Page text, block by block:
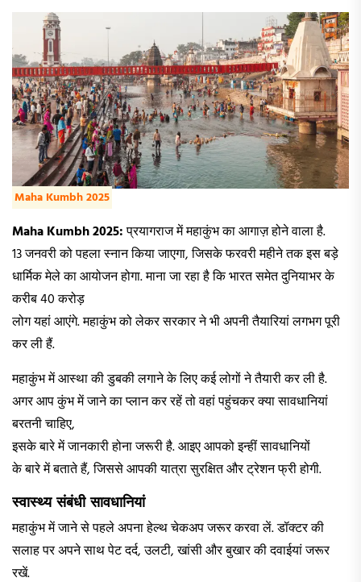
Maha Kumbh 2025
Maha Kumbh 2025:प्रयागराज में महाकुंभ का आगाज़ होने वाला है.
13 जनवरी को पहला स्नान किया जाएगा, जिसके फरवरी महीने तक इस बड़े
धार्मिक मेले का आयोजन होगा. माना जा रहा है कि भारत समेत दुनियाभर के
करीब 40 करोड़
लोग यहां आएंगे. महाकुंभ को लेकर सरकार ने भी अपनी तैयारियां लगभग पूरी
कर ली हैं.
महाकुंभ में आस्था की डुबकी लगाने के लिए कई लोगों ने तैयारी कर ली है.
अगर आप कुंभ में जाने का प्लान कर रहें तो वहां पहुंचकर क्या सावधानियां
बरतनी चाहिए,
इसके बारे में जानकारी होना जरूरी है. आइए आपको इन्हीं सावधानियों
के बारे में बताते हैं, जिससे आपकी यात्रा सुरक्षित और ट्रेशन फ्री होगी.
स्वास्थ्य संबंधी सावधानियां
महाकुंभ में जाने से पहले अपना हेल्थ चेकअप जरूर करवा लें. डॉक्टर की
सलाह पर अपने साथ पेट दर्द, उलटी, खांसी और बुखार की दवाईयां जरूर
रखें.